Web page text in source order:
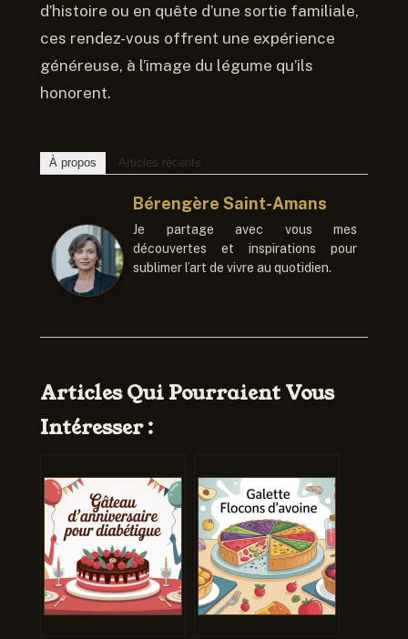
d’histoire ou en quête d’une sortie familiale,
ces rendez-vous offrent une expérience
généreuse, à l’image du légume qu’ils
honorent.
À propos Articles récents
Bérengère Saint-Amans
Je partage avec vous mes
découvertes et inspirations pour
sublimer l’art de vivre au quotidien.
Articles Qui Pourraient Vous
Intéresser :